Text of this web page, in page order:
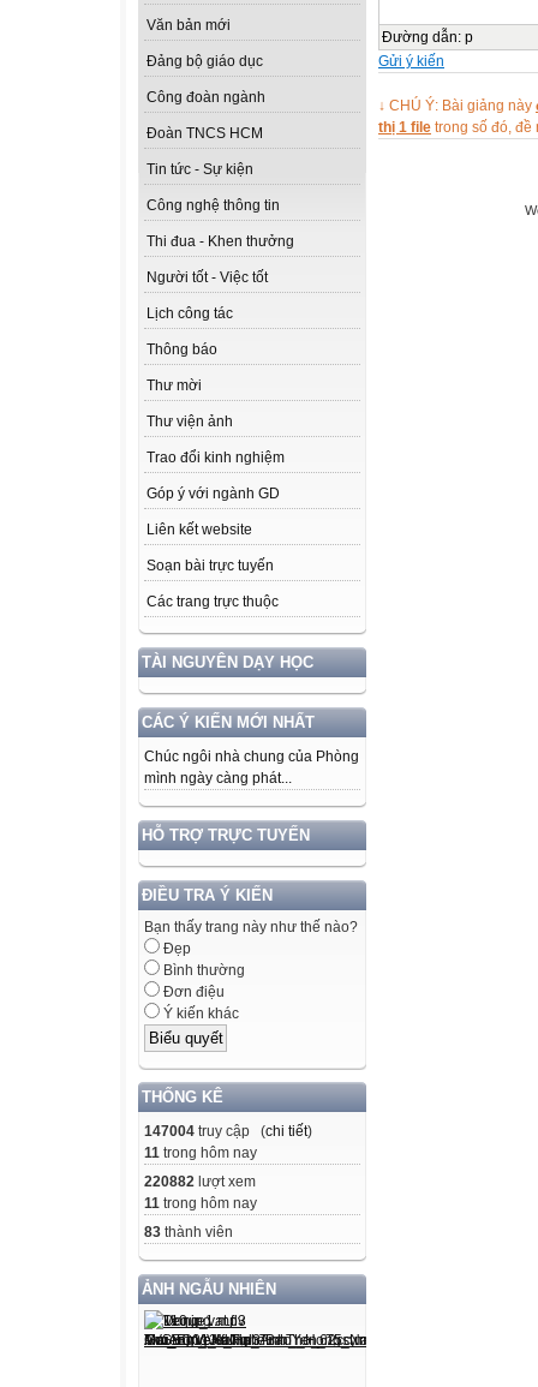
Văn bản mới
Đảng bộ giáo dục
Công đoàn ngành
Đoàn TNCS HCM
Tin tức - Sự kiện
Công nghệ thông tin
Thi đua - Khen thưởng
Người tốt - Việc tốt
Lịch công tác
Thông báo
Thư mời
Thư viện ảnh
Trao đổi kinh nghiệm
Góp ý với ngành GD
Liên kết website
Soạn bài trực tuyến
Các trang trực thuộc
TÀI NGUYÊN DẠY HỌC
CÁC Ý KIẾN MỚI NHẤT
Chúc ngôi nhà chung của Phòng
mình ngày càng phát...
HỖ TRỢ TRỰC TUYẾN
ĐIỀU TRA Ý KIẾN
Bạn thấy trang này như thế nào?
Đẹp
Bình thường
Đơn điệu
Ý kiến khác
THỐNG KÊ
147004 truy cập (chi tiết)
11 trong hôm nay
220882 lượt xem
11 trong hôm nay
83 thành viên
ẢNH NGẪU NHIÊN
Đường dẫn: p
Gửi ý kiến
↓ CHÚ Ý: Bài giảng này
thị 1 file trong số đó, đề